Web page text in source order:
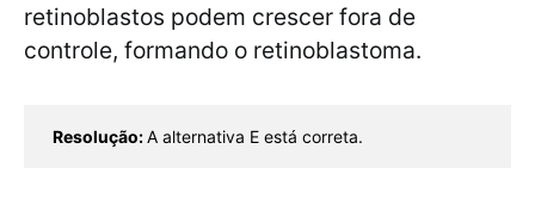
retinoblastos podem crescer fora de
controle, formando o retinoblastoma.
Resolução: A alternativa E está correta.